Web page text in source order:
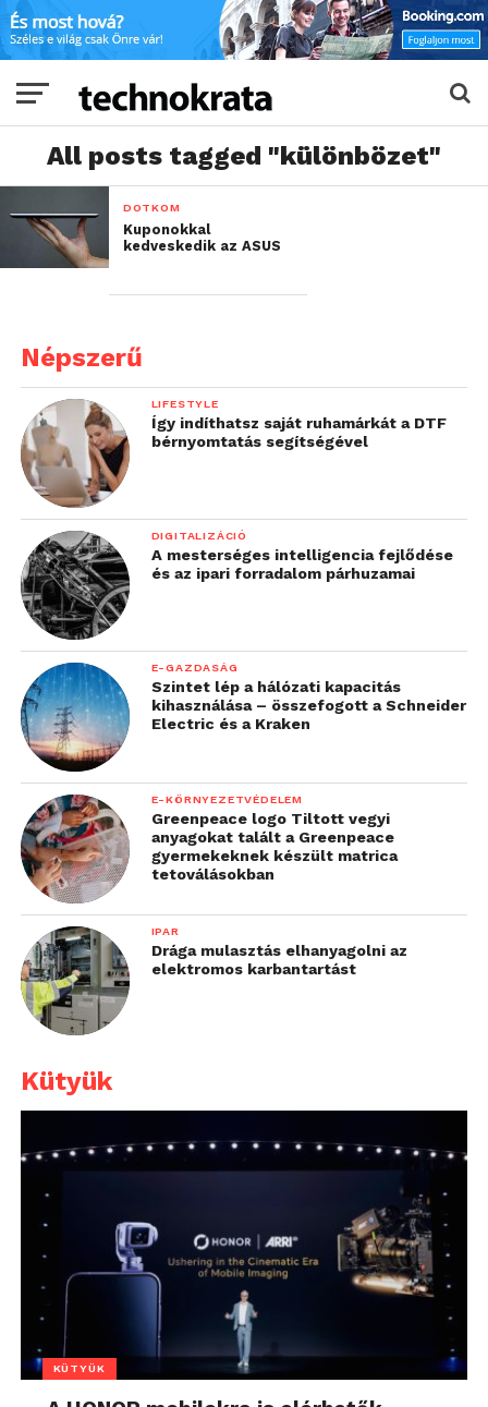
All posts tagged "különbözet"
DOTKOM
Kuponokkal
kedveskedik az ASUS
Népszerű
LIFESTYLE
Így indíthatsz saját ruhamárkát a DTF
bérnyomtatás segítségével
DIGITALIZÁCIÓ
A mesterséges intelligencia fejlődése
és az ipari forradalom párhuzamai
E-GAZDASÁG
Szintet lép a hálózati kapacitás
kihasználása – összefogott a Schneider
Electric és a Kraken
E-KÖRNYEZETVÉDELEM
Greenpeace logo Tiltott vegyi
anyagokat talált a Greenpeace
gyermekeknek készült matrica
tetoválásokban
IPAR
Drága mulasztás elhanyagolni az
elektromos karbantartást
Kütyük
KÜTYÜK